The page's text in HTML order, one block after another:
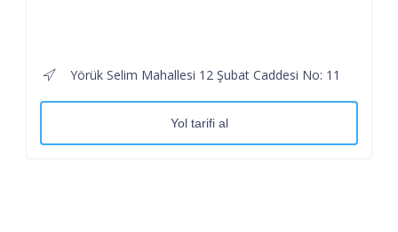
Yörük Selim Mahallesi 12 Şubat Caddesi No: 11
Yol tarifi al